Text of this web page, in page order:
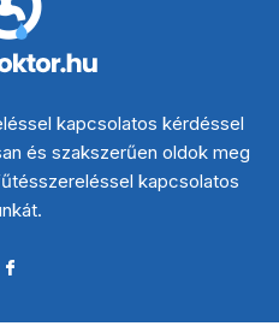
kapcsolatos kérdéssel
és szakszerűen oldok meg
kapcsolatos